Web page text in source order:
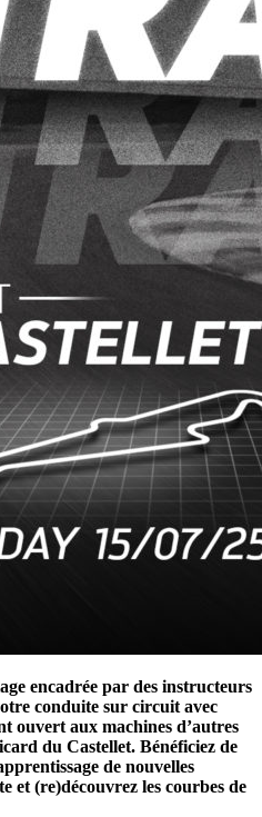
encadrée par des instructeurs
conduite sur circuit avec
ouvert aux machines d’autres
du Castellet. Bénéficiez de
de nouvelles
et (re)découvrez les courbes de